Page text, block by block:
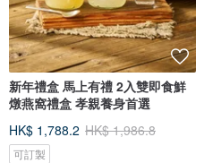
新年禮盒 馬上有禮 2入雙即食鮮
燉燕窩禮盒 孝親養身首選
HK$ 1,788.2 HK$ 1,986.8
可訂製